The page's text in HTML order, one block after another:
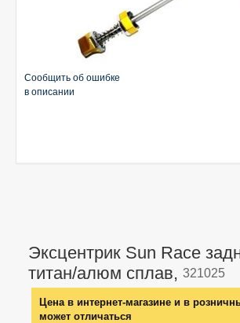
Эксцентрик Sun Race
титан/алюм сплав, 321025
Цена в интернет-магазине и в
может отличаться
Сообщить об ошибке
в описании